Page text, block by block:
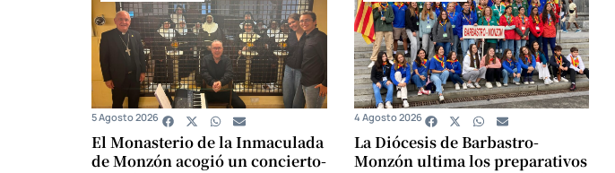
El Monasterio de la Inmaculada
de Monzón acogió un concierto-
5 Agosto 2026
La Diócesis de Barbastro-
Monzón ultima los preparativos
4 Agosto 2026